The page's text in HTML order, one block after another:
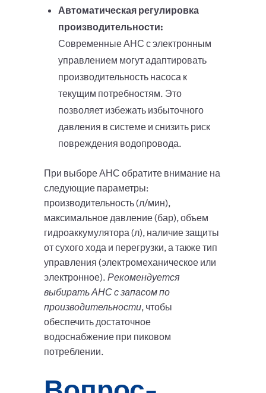
Автоматическая регулировка
производительности:
Современные АНС с электронным
управлением могут адаптировать
производительность насоса к
текущим потребностям. Это
позволяет избежать избыточного
давления в системе и снизить риск
повреждения водопровода.
При выборе АНС обратите внимание на
следующие параметры:
производительность (л/мин),
максимальное давление (бар), объем
гидроаккумулятора (л), наличие защиты
от сухого хода и перегрузки, а также тип
управления (электромеханическое или
электронное). Рекомендуется
выбирать АНС с запасом по
производительности, чтобы
обеспечить достаточное
водоснабжение при пиковом
потреблении.